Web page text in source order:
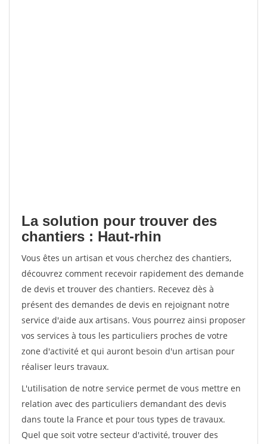
La solution pour trouver des
chantiers : Haut-rhin
Vous êtes un artisan et vous cherchez des chantiers,
découvrez comment recevoir rapidement des demande
de devis et trouver des chantiers. Recevez dès à
présent des demandes de devis en rejoignant notre
service d'aide aux artisans. Vous pourrez ainsi proposer
vos services à tous les particuliers proches de votre
zone d'activité et qui auront besoin d'un artisan pour
réaliser leurs travaux.
L'utilisation de notre service permet de vous mettre en
relation avec des particuliers demandant des devis
dans toute la France et pour tous types de travaux.
Quel que soit votre secteur d'activité, trouver des